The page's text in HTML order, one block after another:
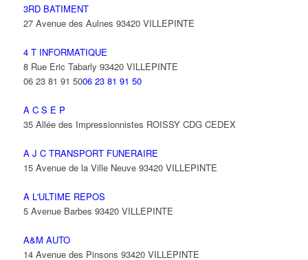
3RD BATIMENT
27 Avenue des Aulnes 93420 VILLEPINTE
4 T INFORMATIQUE
8 Rue Eric Tabarly 93420 VILLEPINTE
06 23 81 91 5006 23 81 91 50
A C S E P
35 Allée des Impressionnistes ROISSY CDG CEDEX
A J C TRANSPORT FUNERAIRE
15 Avenue de la Ville Neuve 93420 VILLEPINTE
A L'ULTIME REPOS
5 Avenue Barbes 93420 VILLEPINTE
A&M AUTO
14 Avenue des Pinsons 93420 VILLEPINTE